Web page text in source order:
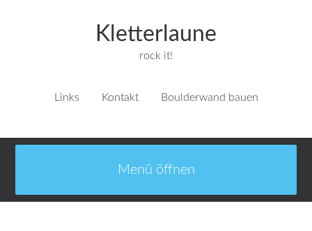
Kletterlaune
rock it!
Links Kontakt Boulderwand bauen